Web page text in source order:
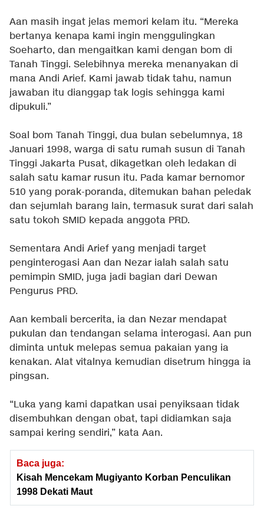
Aan masih ingat jelas memori kelam itu. “Mereka
bertanya kenapa kami ingin menggulingkan
Soeharto, dan mengaitkan kami dengan bom di
Tanah Tinggi. Selebihnya mereka menanyakan di
mana Andi Arief. Kami jawab tidak tahu, namun
jawaban itu dianggap tak logis sehingga kami
dipukuli.”
Soal bom Tanah Tinggi, dua bulan sebelumnya, 18
Januari 1998, warga di satu rumah susun di Tanah
Tinggi Jakarta Pusat, dikagetkan oleh ledakan di
salah satu kamar rusun itu. Pada kamar bernomor
510 yang porak-poranda, ditemukan bahan peledak
dan sejumlah barang lain, termasuk surat dari salah
satu tokoh SMID kepada anggota PRD.
Sementara Andi Arief yang menjadi target
penginterogasi Aan dan Nezar ialah salah satu
pemimpin SMID, juga jadi bagian dari Dewan
Pengurus PRD.
Aan kembali bercerita, ia dan Nezar mendapat
pukulan dan tendangan selama interogasi. Aan pun
diminta untuk melepas semua pakaian yang ia
kenakan. Alat vitalnya kemudian disetrum hingga ia
pingsan.
“Luka yang kami dapatkan usai penyiksaan tidak
disembuhkan dengan obat, tapi didiamkan saja
sampai kering sendiri,” kata Aan.
Baca juga:
Kisah Mencekam Mugiyanto Korban Penculikan
1998 Dekati Maut